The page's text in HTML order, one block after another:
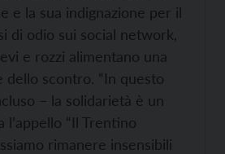
e la sua indignazione per il
di odio sui social network,
e rozzi alimentano una
scontro. “In questo
– la solidarietà è un
l’appello “Il Trentino
rimanere insensibili